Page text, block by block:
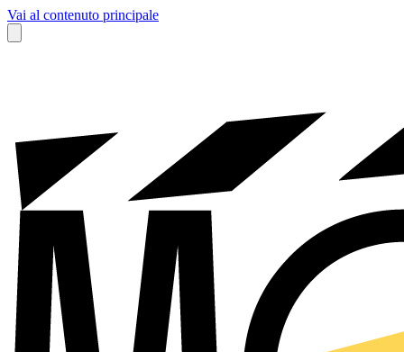
Vai al contenuto principale